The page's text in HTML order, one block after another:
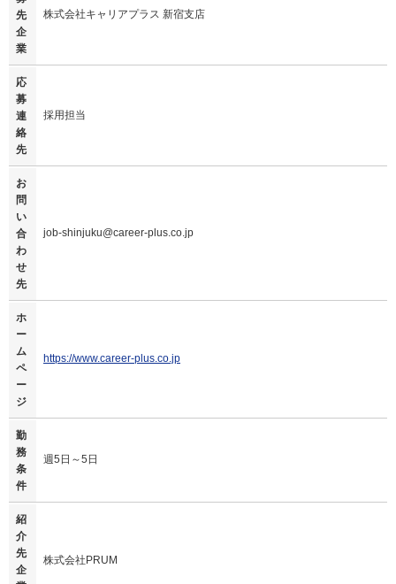
先
企
業
株式会社キャリアプラス 新宿支店
応
募
連
絡
先
採用担当
お
問
い
合
わ
せ
先
job-shinjuku@career-plus.co.jp
ホ
ー
ム
ペ
ー
ジ
https://www.career-plus.co.jp
勤
務
条
件
週5日～5日
紹
介
先
企
株式会社PRUM